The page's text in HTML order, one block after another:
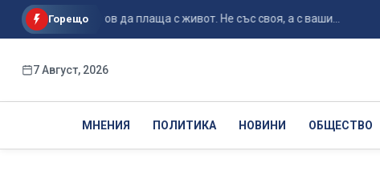
Горещо
е готов да плаща с живот. Не със своя, а с ваши...
7 Август, 2026
МНЕНИЯ ПОЛИТИКА НОВИНИ ОБЩЕСТВО